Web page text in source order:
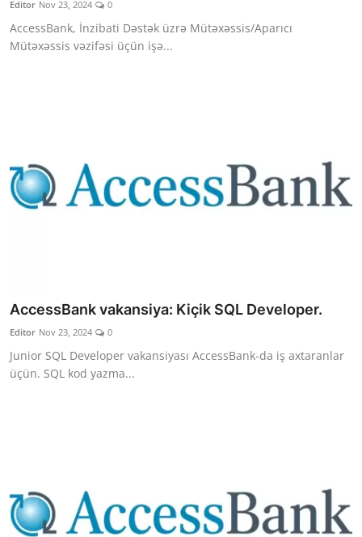
Editor Nov 23, 2024 0
AccessBank, İnzibati Dəstək üzrə Mütəxəssis/Aparıcı
Mütəxəssis vəzifəsi üçün işə...
AccessBank vakansiya: Kiçik SQL Developer.
Editor Nov 23, 2024 0
Junior SQL Developer vakansiyası AccessBank-da iş axtaranlar
üçün. SQL kod yazma...